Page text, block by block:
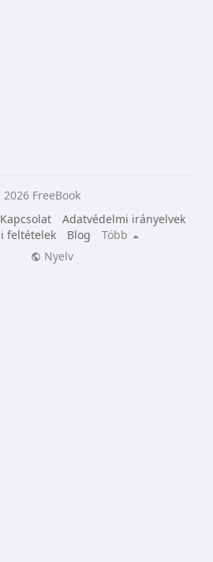
FreeBook
Kapcsolat
Adatvédelmi irányelvek
feltételek
Blog
Több
Nyelv